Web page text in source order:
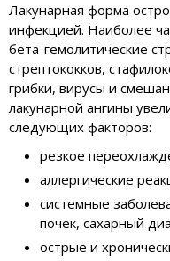
Лакунарная форма
инфекцией. Наиболее
бета-гемолитические
стрептококков,
грибки, вирусы и
лакунарной ангины
следующих факторов:
резкое
аллергические
системные
почек, сахарный
острые и